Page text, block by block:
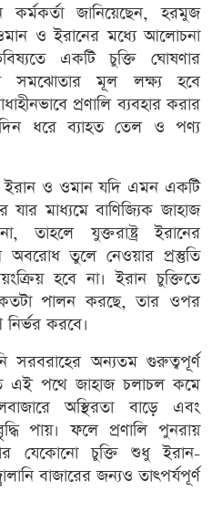
কর্মকর্তা জানিয়েছেন, হরমুজ
ওমান ও ইরানের মধ্যে আলোচনা
একটি চুক্তি ঘোষণার
সমঝোতার মূল লক্ষ্য হবে
প্রণালি ব্যবহার করার
ধরে ব্যাহত তেল ও পণ্য
ও ওমান যদি এমন একটি
যার মাধ্যমে বাণিজ্যিক জাহাজ
তাহলে যুক্তরাষ্ট্র ইরানের
তুলে নেওয়ার প্রস্তুতি
হবে না। ইরান চুক্তিতে
কতটা পালন করছে, তার ওপর
নির্ভর করবে।
সরবরাহের অন্যতম গুরুত্বপূর্ণ
এই পথে জাহাজ চলাচল কমে
অস্থিরতা বাড়ে এবং
পায়। ফলে প্রণালি পুনরায়
যেকোনো চুক্তি শুধু ইরান-
বাজারের জন্যও তাৎপর্যপূর্ণ